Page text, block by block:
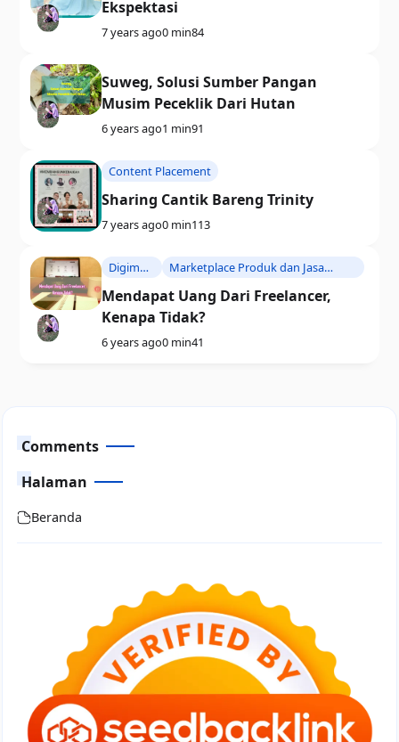
Ekspektasi
7 years ago0 min84
Suweg, Solusi Sumber Pangan
Musim Peceklik Dari Hutan
6 years ago1 min91
Content Placement
Sharing Cantik Bareng Trinity
7 years ago0 min113
Digimar
t
Marketplace Produk dan Jasa
Digital
Mendapat Uang Dari Freelancer,
Kenapa Tidak?
6 years ago0 min41
Comments
Halaman
Beranda